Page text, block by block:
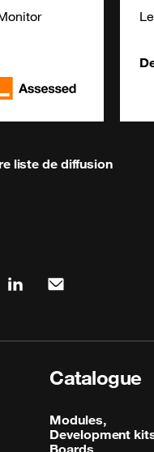
liste de diffusion
linkedinmail
Catalogue
Modules,
Development
Boards